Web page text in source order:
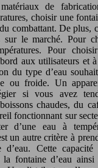
de
choisir une
combattant. De plus,
sur le marché. Pour
Pour
aux utilisateurs et
du type d’eau
ou froide. Un
si vous avez
chaudes, du
fonctionnant sur
d’une eau à
un autre critère à
d’eau. Cette capacité
fontaine d’eau